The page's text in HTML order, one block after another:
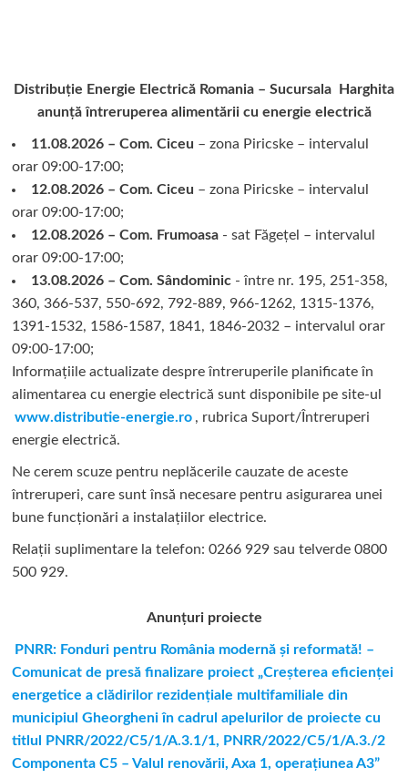
Distribuție Energie Electrică Romania – Sucursala Harghita
anunță întreruperea alimentării cu energie electrică
11.08.2026 – Com. Ciceu – zona Piricske – intervalul
orar 09:00-17:00;
12.08.2026 – Com. Ciceu – zona Piricske – intervalul
orar 09:00-17:00;
12.08.2026 – Com. Frumoasa- sat Făgețel – intervalul
orar 09:00-17:00;
13.08.2026 – Com. Sândominic- între nr. 195, 251-358,
360, 366-537, 550-692, 792-889, 966-1262, 1315-1376,
1391-1532, 1586-1587, 1841, 1846-2032 – intervalul orar
09:00-17:00;
Informațiile actualizate despre întreruperile planificate în
alimentarea cu energie electrică sunt disponibile pe site-ul
www.distributie-energie.ro , rubrica Suport/Întreruperi
energie electrică.
Ne cerem scuze pentru neplăcerile cauzate de aceste
întreruperi, care sunt însă necesare pentru asigurarea unei
bune funcționări a instalațiilor electrice.
Relații suplimentare la tel efon: 0266 929 sau telverde 0800
500 929.
Anunțuri proiecte
PNRR: Fonduri pentru România modernă şi reformată! –
Comunicat de presă finalizare proiect „Creşterea eficienţei
energetice a clădirilor rezidenţiale multifamiliale din
municipiul Gheorgheni în cadrul apelurilor de proiecte cu
titlul PNRR/2022/C5/1/A.3.1/1, PNRR/2022/C5/1/A.3./2
Componenta C5 – Valul renovării, Axa 1, operaţiunea A3”